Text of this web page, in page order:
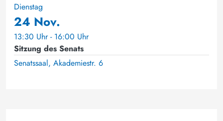
Dienstag
24 Nov.
13:30 Uhr - 16:00 Uhr
Sitzung des Senats
Senatssaal, Akademiestr. 6